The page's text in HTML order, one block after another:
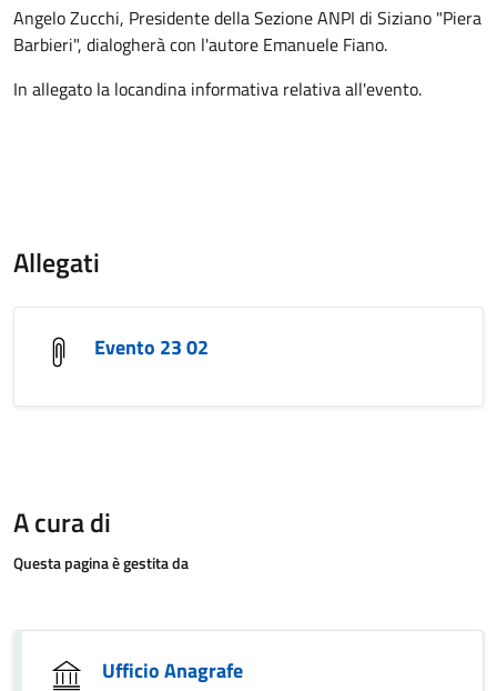
Angelo Zucchi, Presidente della Sezione ANPI di Siziano "Piera
Barbieri", dialogherà con l'autore Emanuele Fiano.
In allegato la locandina informativa relativa all'evento.
Allegati
Evento 23 02
A cura di
Questa pagina è gestita da
Ufficio Anagrafe